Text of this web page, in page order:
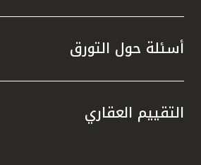
أسئلة حول التورق
التقييم العقاري